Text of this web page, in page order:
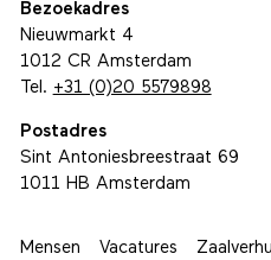
Bezoekadres
Nieuwmarkt 4
1012 CR Amsterdam
Tel. +31 (0)20 5579898
Postadres
Sint Antoniesbreestraat 69
1011 HB Amsterdam
Mensen Vacatures